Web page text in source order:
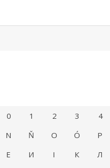
0 1 2 3 4
N Ň O Ó P
Е И І К Л